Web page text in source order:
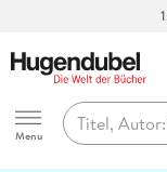
Hugendubel
Menu